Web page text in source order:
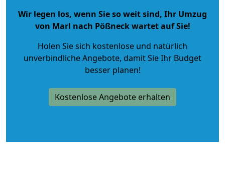
Wir legen los, wenn Sie so weit sind, Ihr Umzug
von Marl nach Pößneck wartet auf Sie!
Holen Sie sich kostenlose und natürlich
unverbindliche Angebote, damit Sie Ihr Budget
besser planen!
Kostenlose Angebote erhalten